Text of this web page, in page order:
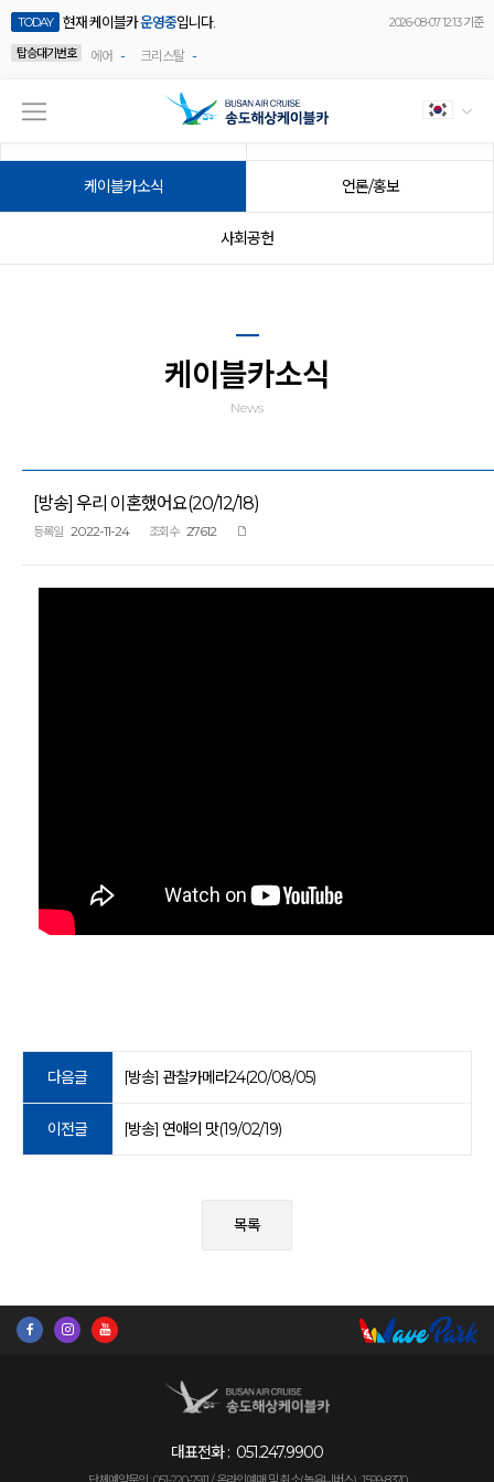
TODAY 현재 케이블카운영중입니다.
2026-08-07 12:13 기준
탑승대기번호
에어 - 크리스탈 -
케이블카소식 언론/홍보
사회공헌
케이블카소식
News
[방송] 우리 이혼했어요(20/12/18)
등록일 2022-11-24 조회수 27612
다음글 [방송] 관찰카메라24(20/08/05)
이전글 [방송] 연애의 맛(19/02/19)
목록
대표전화 : 051.247.9900